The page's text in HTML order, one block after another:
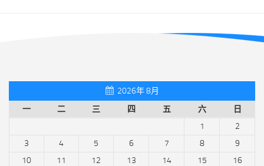
2026年 8月
一
二 三 四 五 六 日
1
2
3
4 5 6 7 8
9
10
11 12 13 14 15
16